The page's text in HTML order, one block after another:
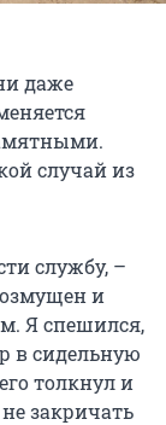
даже
случай из
службу, –
и
Я спешился,
в сидельную
толкнул и
закричать